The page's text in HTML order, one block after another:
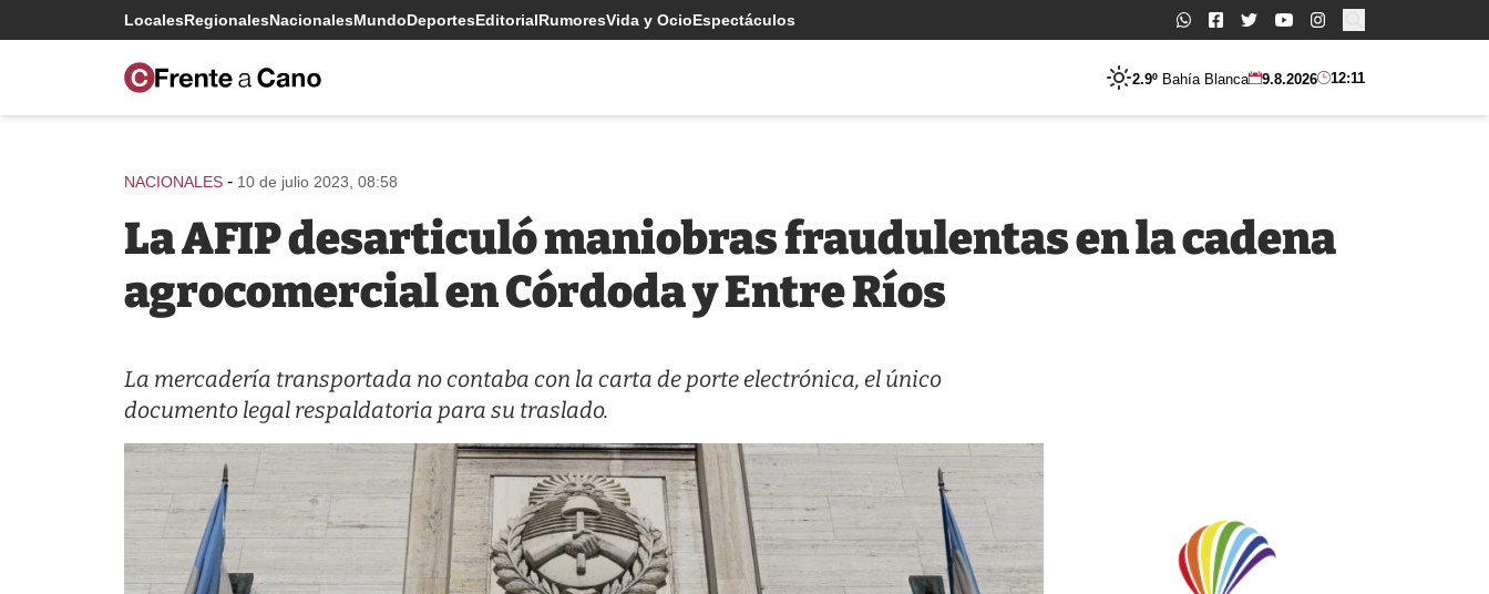
LocalesRegionalesNacionalesMundoDeportesEditorialRumoresVida y OcioEspectáculos Buscar:
2.9º Bahía Blanca 9.8.2026 12:11
NACIONALES - 10 de julio 2023, 08:58
La AFIP desarticuló maniobras fraudulentas en la cadena
agrocomercial en Córdoda y Entre Ríos
La mercadería transportada no contaba con la carta de porte electrónica, el único
documento legal respaldatoria para su traslado.